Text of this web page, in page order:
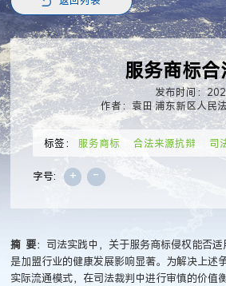
服务商标
发布时间：
作者：袁田 浦东新区人民
标签： 服务商标 合法来源抗辩 司
字号: + -
摘 要：司法实践中，关于服务商标侵权能否
是加盟行业的健康发展影响显著。为解决上述
实际流通模式，在司法裁判中进行审慎的价值